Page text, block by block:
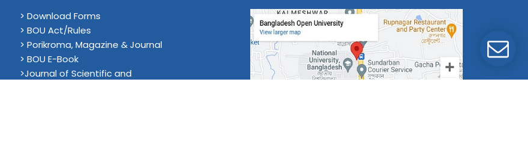
> Download Forms
> BOU Act/Rules
> Porikroma, Magazine & Journal
> BOU E-Book
>Journal of Scientific and